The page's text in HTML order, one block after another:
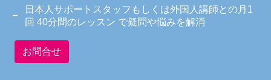
日本人サポートスタッフもしくは外国人講師との月1
回 40分間のレッスン で疑問や悩みを解消
お問合せ